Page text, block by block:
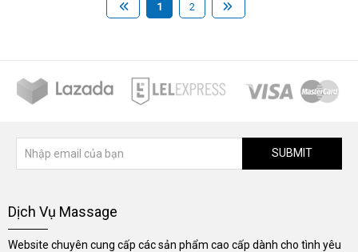
1 2
SUBMIT
Dịch Vụ Massage
Website chuyên cung cấp các sản phẩm cao cấp dành cho tình yêu